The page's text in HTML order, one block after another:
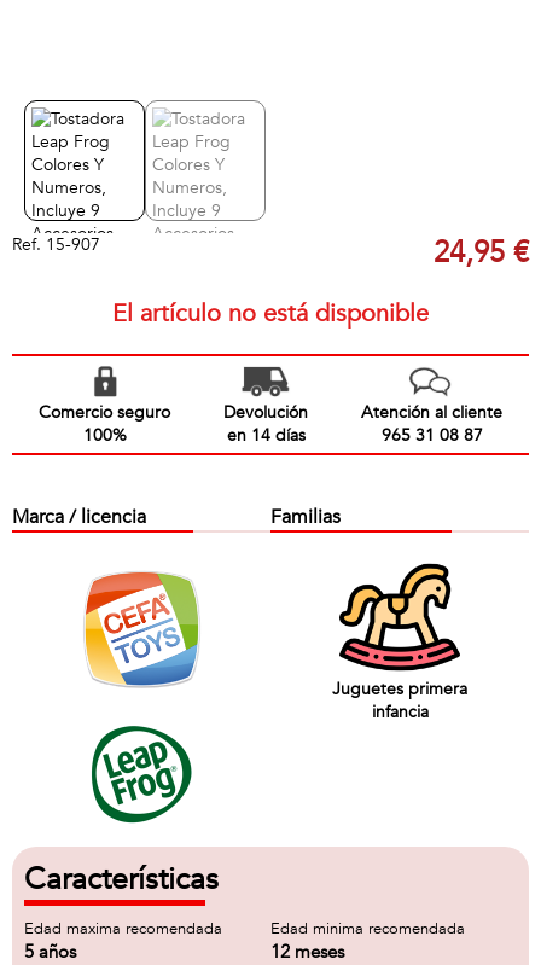
Ref. 15-907 24,95 €
El artículo no está disponible
Comercio seguro
100%
Devolución
en 14 días
Atención al cliente
965 31 08 87
Marca / licencia Familias
Juguetes primera
infancia
Características
Edad maxima recomendada
5 años
Edad minima recomendada
12 meses